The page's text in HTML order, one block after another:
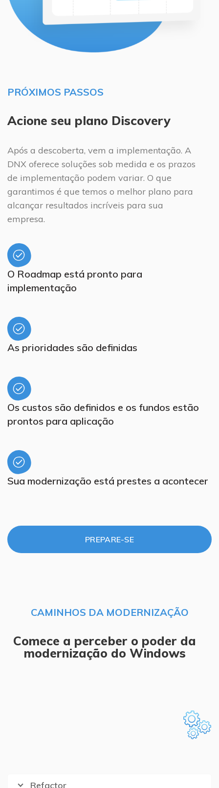
PRÓXIMOS PASSOS
Acione seu plano Discovery
Após a descoberta, vem a implementação. A
DNX oferece soluções sob medida e os prazos
de implementação podem variar. O que
garantimos é que temos o melhor plano para
alcançar resultados incríveis para sua
empresa.
O Roadmap está pronto para
implementação
As prioridades são definidas
Os custos são definidos e os fundos estão
prontos para aplicação
Sua modernização está prestes a acontecer
PREPARE-SE
CAMINHOS DA MODERNIZAÇÃO
Comece a perceber o poder da
modernização do Windows
Refactor